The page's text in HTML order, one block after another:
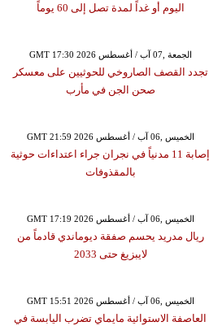
اليوم أو غداً لمدة تصل إلى 60 يوماً
GMT 17:30 2026 الجمعة ,07 آب / أغسطس
تجدد القصف الصاروخي للحوثيين على معسكر
صحن الجن في مأرب
GMT 21:59 2026 الخميس ,06 آب / أغسطس
إصابة 11 مدنياً في نجران جراء اعتداءات حوثية
بالمقذوفات
GMT 17:19 2026 الخميس ,06 آب / أغسطس
ريال مدريد يحسم صفقة ديوماندي قادماً من
لايبزيغ حتى 2033
GMT 15:51 2026 الخميس ,06 آب / أغسطس
العاصفة الاستوائية مايماي تضرب اليابسة في